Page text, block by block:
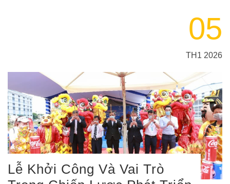
05
TH1 2026
Lễ Khởi Công Và Vai Trò